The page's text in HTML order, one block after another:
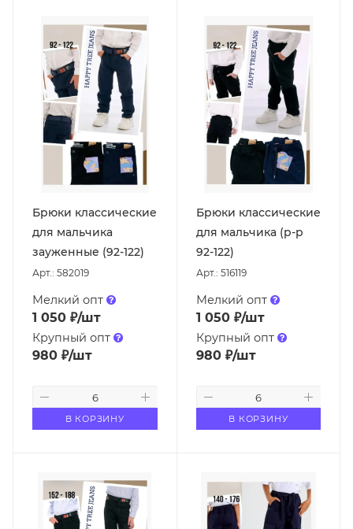
Брюки классические
для мальчика
зауженные (92-122)
Арт.: 582019
Мелкий опт
1 050 ₽/шт
Крупный опт
980 ₽/шт
В КОРЗИНУ
Брюки классические
для мальчика (р-р
92-122)
Арт.: 516119
Мелкий опт
1 050₽/шт
Крупный опт
980₽/шт
В КОРЗИНУ